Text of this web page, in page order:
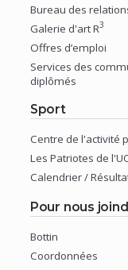
(nouvelle
fenêtre)
Bureau des
(nouvelle
fenêtre)
Galerie d'art R3
(nouvelle
fenêtre)
Offres d’emploi
(nouvelle
fenêtre)
Services des
diplômés
(nouvelle
fenêtre)
Sport
Centre de l'activité
(nouvelle
fenêtre)
Les Patriotes de
(nouvelle
Calendrier /
fenêtre)
Pour nous
Bottin
(nouvelle
Coordonnées